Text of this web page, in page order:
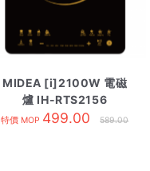
MIDEA [i]2100W 電磁
爐 IH-RTS2156
特價 MOP 499.00 589.00